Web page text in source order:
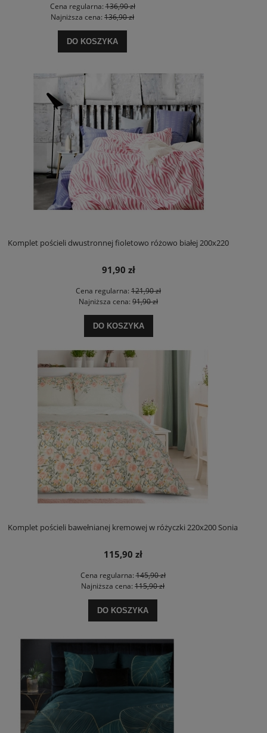
Cena regularna:136,90 zł
Najniższa cena: 136,90 zł
DO KOSZYKA
Komplet pościeli dwustronnej fioletowo różowo białej 200x220
91,90 zł
Cena regularna: 121,90 zł
Najniższa cena: 91,90 zł
DO KOSZYKA
Komplet pościeli bawełnianej kremowej w różyczki 220x200 Sonia
115,90 zł
Cena regularna:145,90 zł
Najniższa cena: 115,90 zł
DO KOSZYKA